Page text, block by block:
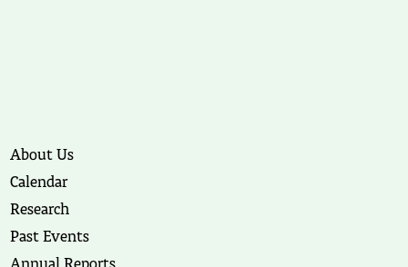
About Us
Calendar
Research
Past Events